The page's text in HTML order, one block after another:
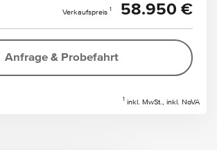
Verkaufspreis 1 58.950 €
Anfrage & Probefahrt
1 inkl. MwSt., inkl. NoVA